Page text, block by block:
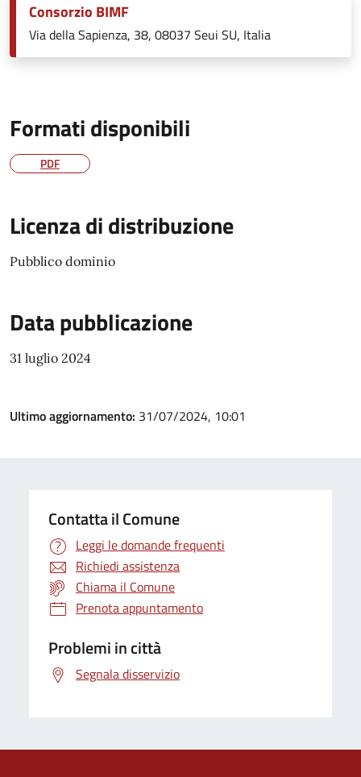
Consorzio BIMF
Via della Sapienza, 38, 08037 Seui SU, Italia
Formati disponibili
PDF
Licenza di distribuzione
Pubblico dominio
Data pubblicazione
31 luglio 2024
Ultimo aggiornamento: 31/07/2024, 10:01
Contatta il Comune
Leggi le domande frequenti
Richiedi assistenza
Chiama il Comune
Prenota appuntamento
Problemi in città
Segnala disservizio